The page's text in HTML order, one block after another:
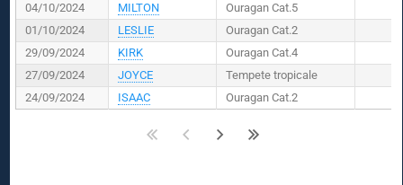
04/10/2024
MILTON
Ouragan Cat.5
01/10/2024
LESLIE
Ouragan Cat.2
29/09/2024
KIRK
Ouragan Cat.4
27/09/2024
JOYCE
Tempete tropicale
24/09/2024
ISAAC Ouragan Cat.2